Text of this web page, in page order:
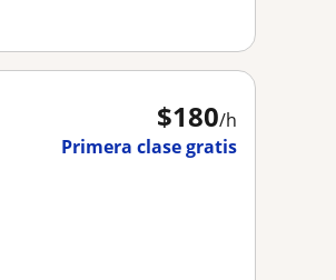
$180/h
Primera clase gratis